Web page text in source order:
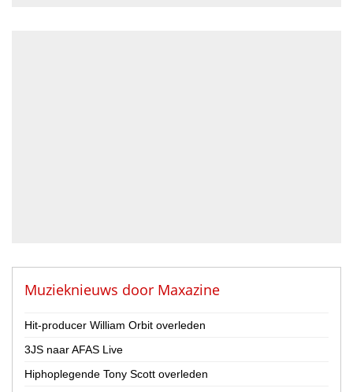
Muzieknieuws door Maxazine
Hit-producer William Orbit overleden
3JS naar AFAS Live
Hiphoplegende Tony Scott overleden